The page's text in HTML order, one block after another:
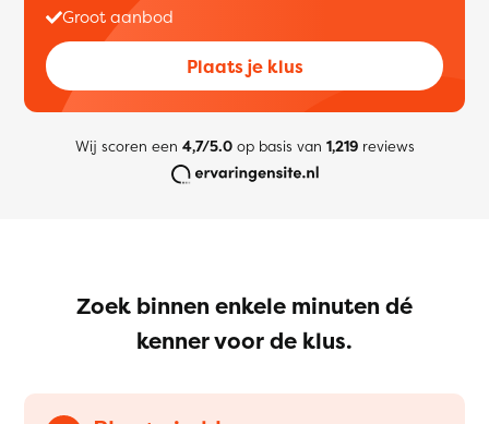
Groot aanbod
Plaats je klus
Wij scoren een 4,7/5.0op basis van 1,219reviews
Zoek binnen enkele minuten dé
kenner voor de klus.